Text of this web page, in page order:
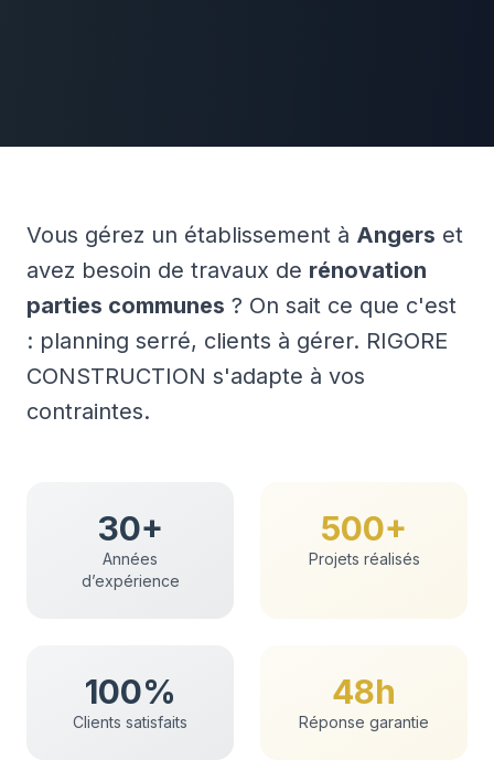
Vous gérez un établissement à Angers et
avez besoin de travaux de rénovation
parties communes ? On sait ce que c'est
: planning serré, clients à gérer. RIGORE
CONSTRUCTION s'adapte à vos
contraintes.
30+
Années
d’expérience
500+
Projets réalisés
100%
Clients satisfaits
48h
Réponse garantie